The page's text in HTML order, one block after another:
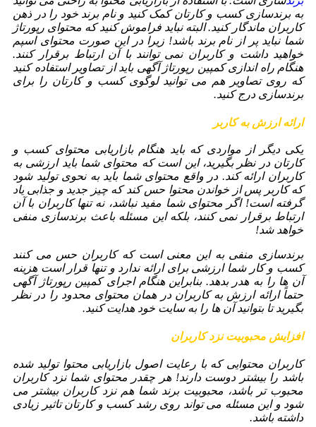
به برندسازی کسب و کارتان کمک کنید و نام برند خود را در ذهن
کاربران ماندگار کنید. البته نباید فراموش کنید که محتوای رپورتاژ
شما نباید پر از نام برند باشد! زیرا در این صورت محتوای اسپم
خواهید داشت و کاربران نمی توانند با آن ارتباط برقرار کنند.
هنگام راه اندازی کمپین رپورتاژ آگهی باید از تصاویر استفاده کنید
که روی تصاویر هم می توانید لوگوی کسب و کارتان را برای
برندسازی درج کنید.
ارائه ارزش به کاربر
یکی دیگر از مواردی که باید هنگام بازاریابی محتوای کسب و
کارتان در نظر بگیرید، این است که محتوای شما باید ارزشی به
کاربران ارائه کند. در واقع محتوای شما باید به نحوی تولید شود
که کاربر پس از خواندن محتوا حس کند که چیز جدید و جذابی یاد
گرفته است! اگر محتوای شما مفید نباشد، نه تنها کاربران با آن
ارتباط برقرار نمی کنند، بلکه این مسئله باعث برندسازی منفی
خواهد شد!
برندسازی منفی به این معنی است که کاربران حس می کنند
کسب و کار شما ارزشی برای ارائه ندارد و تنها قرار است هزینه
آن ها را به هدر بدهد. بنابراین هنگام اجرای کمپین رپورتاژ آگهی
حتماً ارائه ارزش به کاربران در همان محتوای محدود را در نظر
بگیرید تا بتوانید آن ها را به سایت خود هدایت کنید.
افزایش محبوبیت نزد کاربران
کاربران محتوایی که با رعایت اصول بازاریابی محتوا تولید شده
باشد را بیشتر دوست دارند! هر چقدر محتوای شما نزد کاربران
محبوب تر باشد، محبوبیت برند شما هم نزد کاربران بیشتر می
شود و این مسئله می تواند روی رشد کسب و کارتان تاثیر زیادی
داشته باشد.